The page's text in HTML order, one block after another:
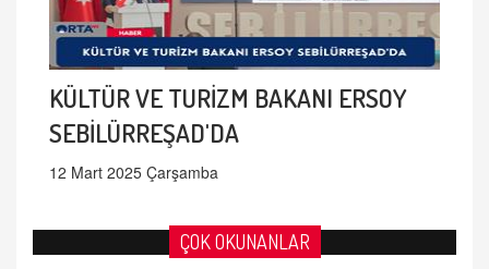
KÜLTÜR VE TURİZM BAKANI ERSOY
SEBİLÜRREŞAD'DA
12 Mart 2025 Çarşamba
ÇOK OKUNANLAR